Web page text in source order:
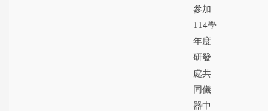
參加
114學
年度
研發
處共
同儀
器中